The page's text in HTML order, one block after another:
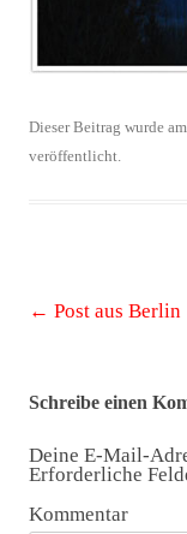
Dieser Beitrag wurde am
veröffentlicht.
Beitrags-
← Post aus Berlin
Schreibe einen
Deine E-Mail-
Erforderliche
Kommentar